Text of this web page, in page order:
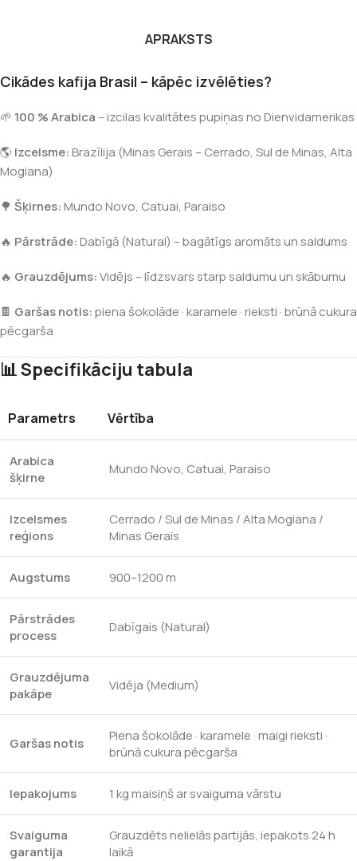
APRAKSTS
Cikādes kafija Brasil – kāpēc izvēlēties?
🌱 100 % Arabica – izcilas kvalitātes pupiņas no Dienvidamerikas
🌎 Izcelsme:Brazīlija (Minas Gerais – Cerrado, Sul de Minas, Alta
Mogiana)
🌳 Šķirnes:Mundo Novo, Catuai, Paraiso
🔥 Pārstrāde:Dabīgā (Natural) – bagātīgs aromāts un saldums
🔥 Grauzdējums:Vidējs – līdzsvars starp saldumu un skābumu
🍫 Garšas notis:piena šokolāde · karamele · rieksti · brūnā cukura
pēcgarša
📊 Specifikāciju tabula
Parametrs Vērtība
Arabica
šķirne
Mundo Novo, Catuai, Paraiso
Izcelsmes
reģions
Cerrado / Sul de Minas / Alta Mogiana /
Minas Gerais
Augstums 900–1200 m
Pārstrādes
process
Dabīgais (Natural)
Grauzdējuma
pakāpe
Vidēja (Medium)
Garšas notis
Piena šokolāde · karamele · maigi rieksti ·
brūnā cukura pēcgarša
Iepakojums 1 kg maisiņš ar svaiguma vārstu
Svaiguma
garantija
Grauzdēts nelielās partijās, iepakots 24 h
laikā